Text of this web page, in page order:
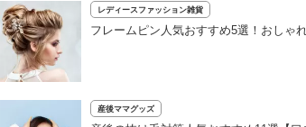
レディースファッション雑貨
フレームピン人気おすすめ5選！おしゃ
産後ママグッズ